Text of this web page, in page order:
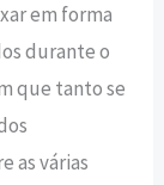
em forma
durante o
que tanto se
as várias